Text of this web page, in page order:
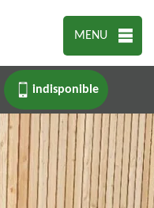
MENU
indisponible